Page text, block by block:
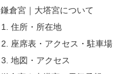
鎌倉宮｜大塔宮について
住所・所在地
座席表・アクセス・駐車場
地図・アクセス